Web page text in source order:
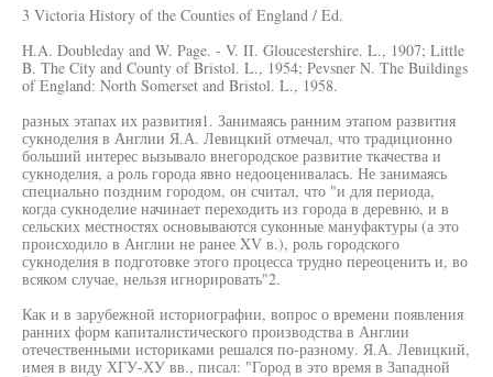
3 Victoria History of the Counties of England / Ed.
H.A. Doubleday and W. Page. - V. II. Gloucestershire. L., 1907; Little
B. The City and County of Bristol. L., 1954; Pevsner N. The Buildings
of England: North Somerset and Bristol. L., 1958.
разных этапах их развития1. Занимаясь ранним этапом развития
сукноделия в Англии Я.А. Левицкий отмечал, что традиционно
больший интерес вызывало внегородское развитие ткачества и
сукноделия, а роль города явно недооценивалась. Не занимаясь
специально поздним городом, он считал, что "и для периода,
когда сукноделие начинает переходить из города в деревню, и в
сельских местностях основываются суконные мануфактуры (а это
происходило в Англии не ранее XV в.), роль городского
сукноделия в подготовке этого процесса трудно переоценить и, во
всяком случае, нельзя игнорировать"2.
Как и в зарубежной историографии, вопрос о времени появления
ранних форм капиталистического производства в Англии
отечественными историками решался по-разному. Я.А. Левицкий,
имея в виду ХГУ-ХУ вв., писал: "Город в это время в Западной